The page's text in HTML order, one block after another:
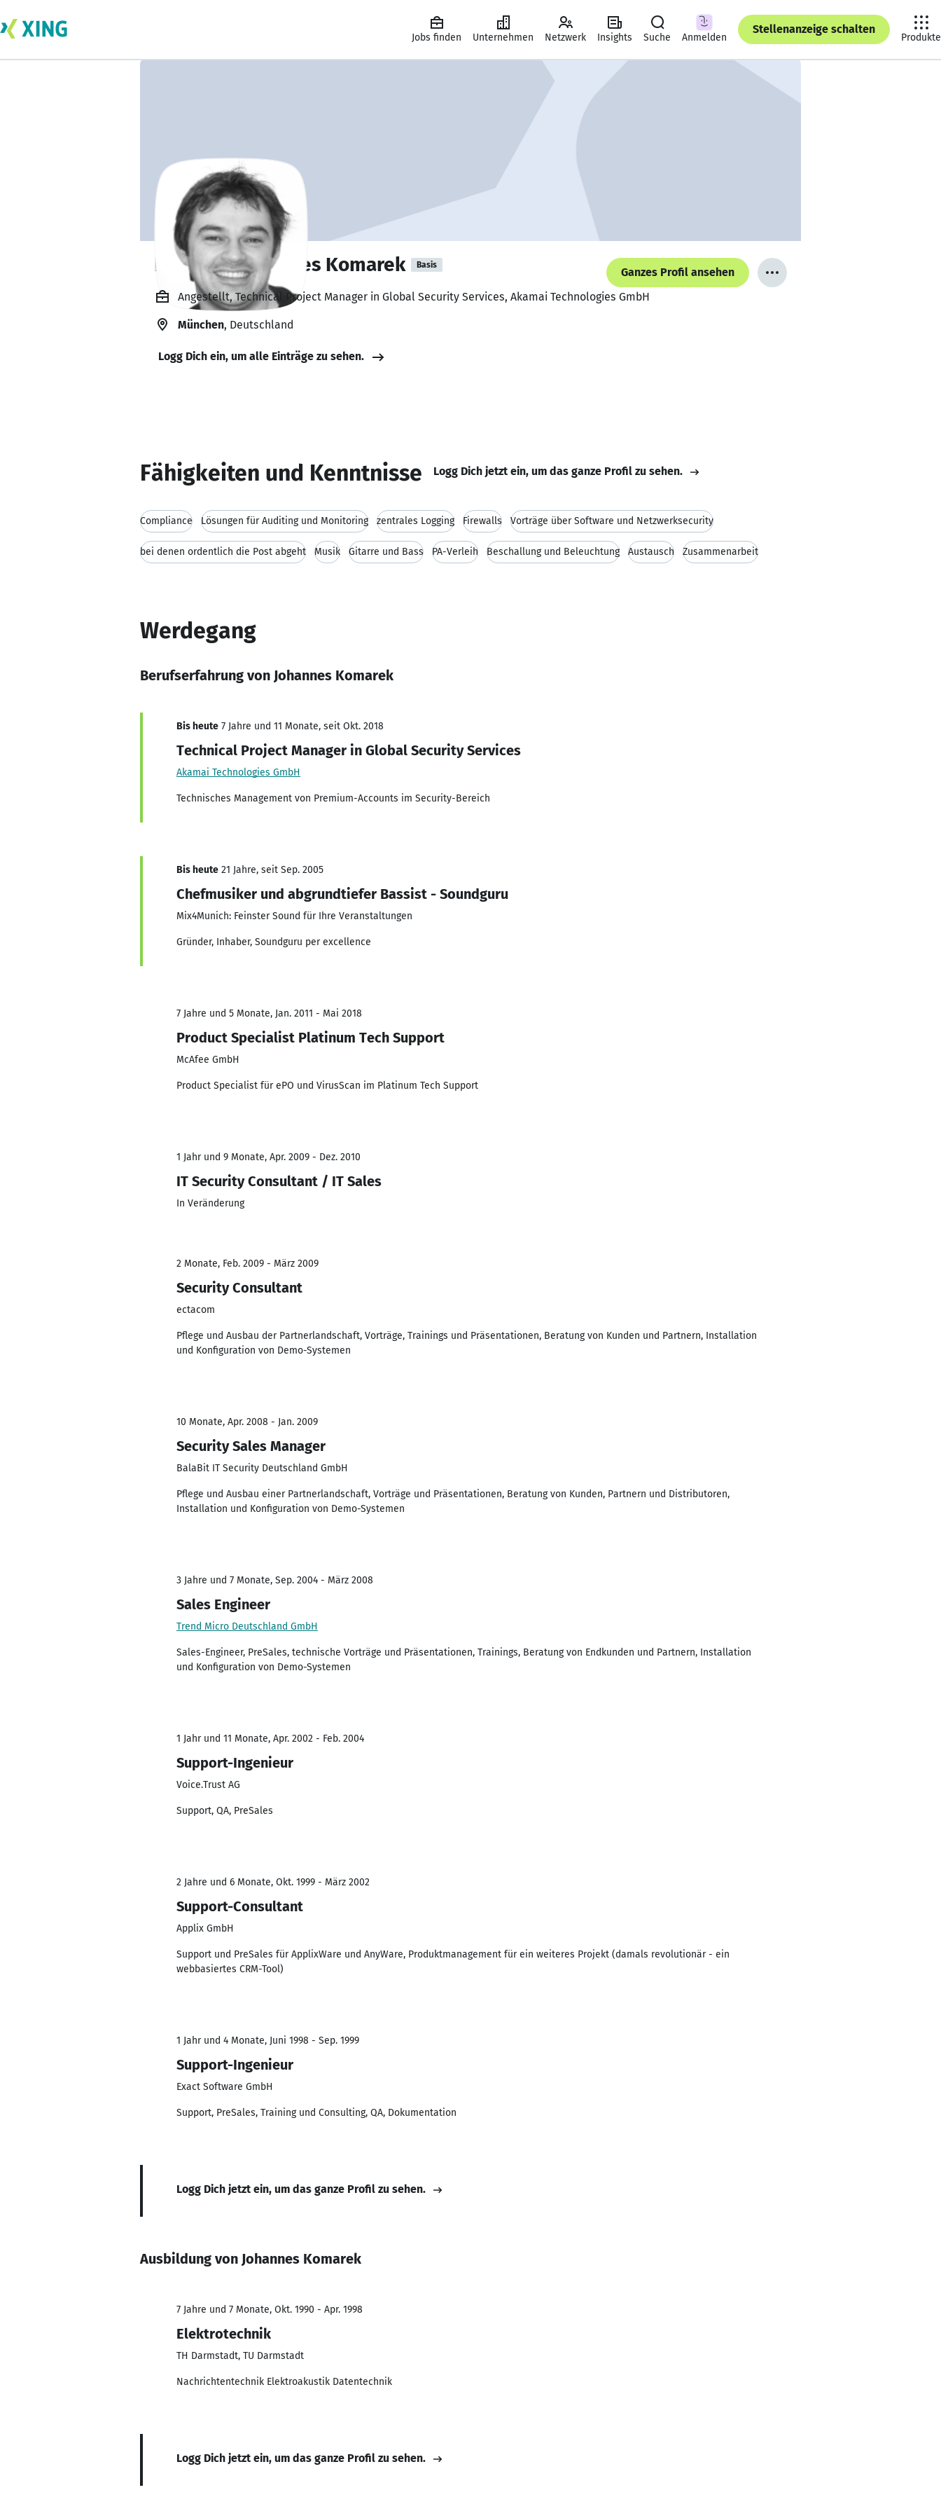
Jobs finden Unternehmen Netzwerk Insights Suche Anmelden
Stellenanzeige schalten
Produkte
Dipl.-Ing. Johannes Komarek Basis
Ganzes Profil ansehen
Angestellt, Technical Project Manager in Global Security Services, Akamai Technologies GmbH
München, Deutschland
Logg Dich ein, um alle Einträge zu sehen.
Fähigkeiten und Kenntnisse Logg Dich jetzt ein, um das ganze Profil zu sehen.
Compliance Lösungen für Auditing und Monitoring zentrales Logging Firewalls Vorträge über Software und Netzwerksecurity
bei denen ordentlich die Post abgeht Musik Gitarre und Bass PA-Verleih Beschallung und Beleuchtung Austausch Zusammenarbeit
Werdegang
Berufserfahrung von Johannes Komarek
Bis heute 7 Jahre und 11 Monate, seit Okt. 2018
Technical Project Manager in Global Security Services
Akamai Technologies GmbH
Technisches Management von Premium-Accounts im Security-Bereich
Bis heute 21 Jahre, seit Sep. 2005
Chefmusiker und abgrundtiefer Bassist - Soundguru
Mix4Munich: Feinster Sound für Ihre Veranstaltungen
Gründer, Inhaber, Soundguru per excellence
7 Jahre und 5 Monate, Jan. 2011 - Mai 2018
Product Specialist Platinum Tech Support
McAfee GmbH
Product Specialist für ePO und VirusScan im Platinum Tech Support
1 Jahr und 9 Monate, Apr. 2009 - Dez. 2010
IT Security Consultant / IT Sales
In Veränderung
2 Monate, Feb. 2009 - März 2009
Security Consultant
ectacom
Pflege und Ausbau der Partnerlandschaft, Vorträge, Trainings und Präsentationen, Beratung von Kunden und Partnern, Installation
und Konfiguration von Demo-Systemen
10 Monate, Apr. 2008 - Jan. 2009
Security Sales Manager
BalaBit IT Security Deutschland GmbH
Pflege und Ausbau einer Partnerlandschaft, Vorträge und Präsentationen, Beratung von Kunden, Partnern und Distributoren,
Installation und Konfiguration von Demo-Systemen
3 Jahre und 7 Monate, Sep. 2004 - März 2008
Sales Engineer
Trend Micro Deutschland GmbH
Sales-Engineer, PreSales, technische Vorträge und Präsentationen, Trainings, Beratung von Endkunden und Partnern, Installation
und Konfiguration von Demo-Systemen
1 Jahr und 11 Monate, Apr. 2002 - Feb. 2004
Support-Ingenieur
Voice.Trust AG
Support, QA, PreSales
2 Jahre und 6 Monate, Okt. 1999 - März 2002
Support-Consultant
Applix GmbH
Support und PreSales für ApplixWare und AnyWare, Produktmanagement für ein weiteres Projekt (damals revolutionär - ein
webbasiertes CRM-Tool)
1 Jahr und 4 Monate, Juni 1998 - Sep. 1999
Support-Ingenieur
Exact Software GmbH
Support, PreSales, Training und Consulting, QA, Dokumentation
Logg Dich jetzt ein, um das ganze Profil zu sehen.
Ausbildung von Johannes Komarek
7 Jahre und 7 Monate, Okt. 1990 - Apr. 1998
Elektrotechnik
TH Darmstadt, TU Darmstadt
Nachrichtentechnik Elektroakustik Datentechnik
Logg Dich jetzt ein, um das ganze Profil zu sehen.